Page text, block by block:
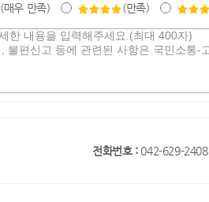
(매우 만족) (만족)
전화번호 : 042-629-2408